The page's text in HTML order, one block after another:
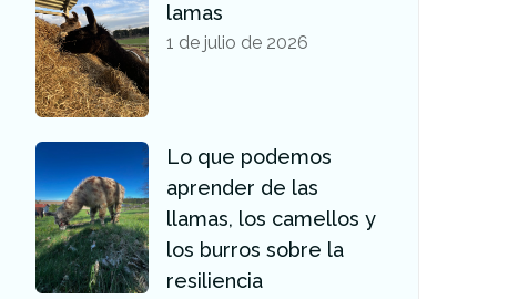
lamas
1 de julio de 2026
Lo que podemos
aprender de las
llamas, los camellos y
los burros sobre la
resiliencia